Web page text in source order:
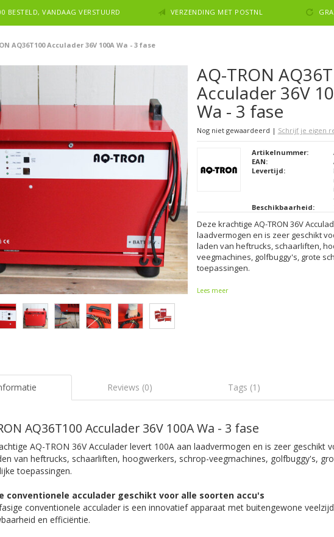
BESTELD, VANDAAG VERSTUURD VERZENDING MET POSTNL
AQ36T100 Acculader 36V 100A Wa - 3 fase
AQ-TRON
Acculader 36V
Wa - 3 fase
Nog niet gewaardeerd | Schrijf je eigen
Artikelnummer:
EAN:
Levertijd:
Beschikbaarheid:
Deze krachtige AQ-TRON 36V
laadvermogen en is zeer geschikt
laden van heftrucks, schaarliften,
veegmachines, golfbuggy's, grote
toepassingen.
Lees meer
Reviews (0) Tags (1)
AQ36T100 Acculader 36V 100A Wa - 3 fase
AQ-TRON 36V Acculader levert 100A aan laadvermogen en is zeer geschikt
van heftrucks, schaarliften, hoogwerkers, schrop-veegmachines, golfbuggy's,
toepassingen.
conventionele acculader geschikt voor alle soorten accu's
conventionele acculader is een innovatief apparaat met buitengewone
en efficiëntie.